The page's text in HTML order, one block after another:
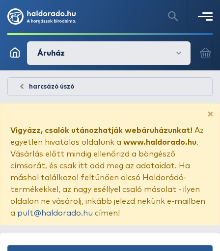
Áruház
harcsázó úszó
×
Vigyázz, csalók utánozhatják webáruházunkat! Az
egyetlen hivatalos oldalunk a www.haldorado.hu.
Vásárlás előtt mindig ellenőrizd a böngésző
címsorát, és csak itt add meg az adataidat. Ha
máshol találkozol feltűnően olcsó Haldorádó-
termékekkel, az nagy eséllyel csaló másolat - ilyen
oldalon ne vásárolj, inkább jelezd nekünk e-mailben
a pult@haldorado.hu címen!